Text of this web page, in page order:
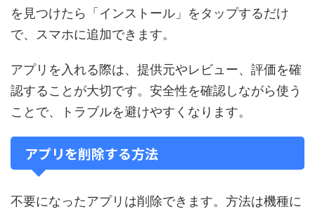
を見つけたら「インストール」をタップするだけ
で、スマホに追加できます。
アプリを入れる際は、提供元やレビュー、評価を確
認することが大切です。安全性を確認しながら使う
ことで、トラブルを避けやすくなります。
アプリを削除する方法
不要になったアプリは削除できます。方法は機種に